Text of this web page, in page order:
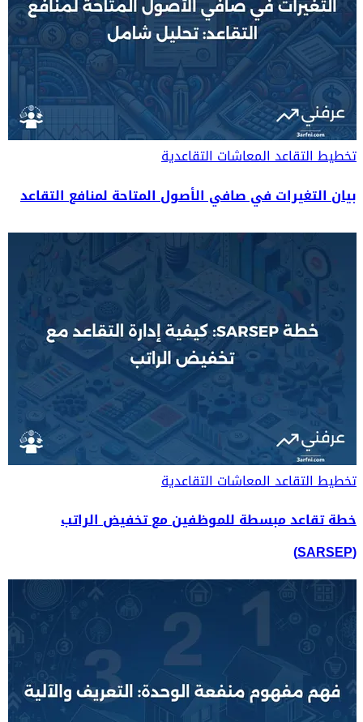
تخطيط التقاعدالمعاشات التقاعدية
بيان التغيرات في صافي الأصول المتاحة لمنافع التقاعد
تخطيط التقاعدالمعاشات التقاعدية
خطة تقاعد مبسطة للموظفين مع تخفيض الراتب
(SARSEP)